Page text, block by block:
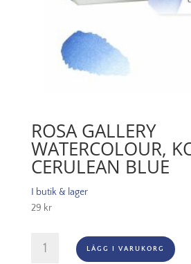
ROSA GALLERY
WATERCOLOUR,
CERULEAN BLUE
I butik & lager
29 kr
Rosa
Gallery
LÄGG I VARUKORG